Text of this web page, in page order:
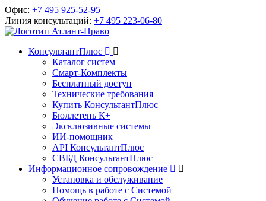
Офис: +7 495 925-52-95
Линия консультаций: +7 495 223-06-80
КонсультантПлюс
Каталог систем
Смарт-Комплекты
Бесплатный доступ
Технические требования
Купить КонсультантПлюс
Бюллетень К+
Эксклюзивные системы
ИИ-помощник
API КонсультантПлюс
СВБД КонсультантПлюс
Информационное сопровождение
Установка и обслуживание
Помощь в работе с Системой